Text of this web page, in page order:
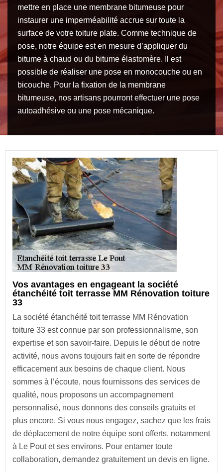
mettre en place une membrane bitumeuse pour
instaurer une imperméabilité accrue sur toute la
surface de votre toiture plate. Comme technique de
pose, notre équipe est en mesure d’appliquer du
bitume à chaud ou du bitume élastomère. Il est
possible de réaliser une pose en monocouche ou en
bicouche. Pour la fixation de la membrane
bitumeuse, nos artisans pourront effectuer une pose
autoadhésive ou une pose mécanique.
Vos avantages en engageant la société
étanchéité toit terrasse MM Rénovation toiture
33
La société étanchéité toit terrasse MM Rénovation
toiture 33 est connue par son professionnalisme, son
expertise et son savoir-faire. Depuis le début de notre
activité, nous avons toujours fait en sorte de répondre
efficacement aux besoins de chaque client. Nous
sommes à l’écoute, nous fournissons des services de
qualité, nous proposons un accompagnement
personnalisé, nous donnons des conseils gratuits et
plus encore. Si vous nous engagez, sachez que les frais
de déplacement de notre équipe sont offerts, notamment
à Le Pout et ses environs. Pour entamer toute
collaboration, demandez gratuitement un devis en ligne.